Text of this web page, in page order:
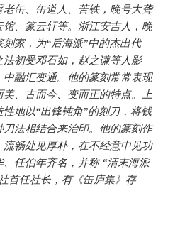
缶、缶道人、苦铁，晚号大聋
、篆云轩等。浙江安吉人，晚
家，为“后海派”中的杰出代
初受邓石如，赵之谦等人影
融汇变通。他的篆刻常常表现
、古而今、变而正的特点。上
地以“出锋钝角”的刻刀，将钱
法相结合来治印。他的篆刻作
畅处见厚朴，在不经意中见功
任伯年齐名，并称 “清末海派
首任社长，有《缶庐集》存